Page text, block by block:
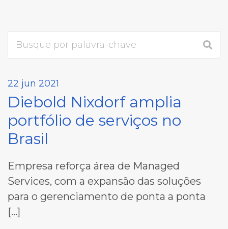
22 jun 2021
Diebold Nixdorf amplia
portfólio de serviços no
Brasil
Empresa reforça área de Managed
Services, com a expansão das soluções
para o gerenciamento de ponta a ponta
[…]